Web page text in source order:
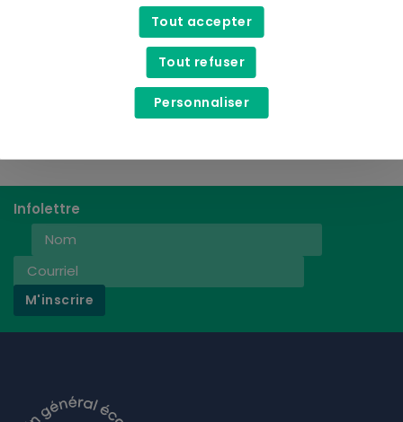
essentielles biologiques
Infolettre
M'inscrire
Tout accepter
Tout refuser
Personnaliser